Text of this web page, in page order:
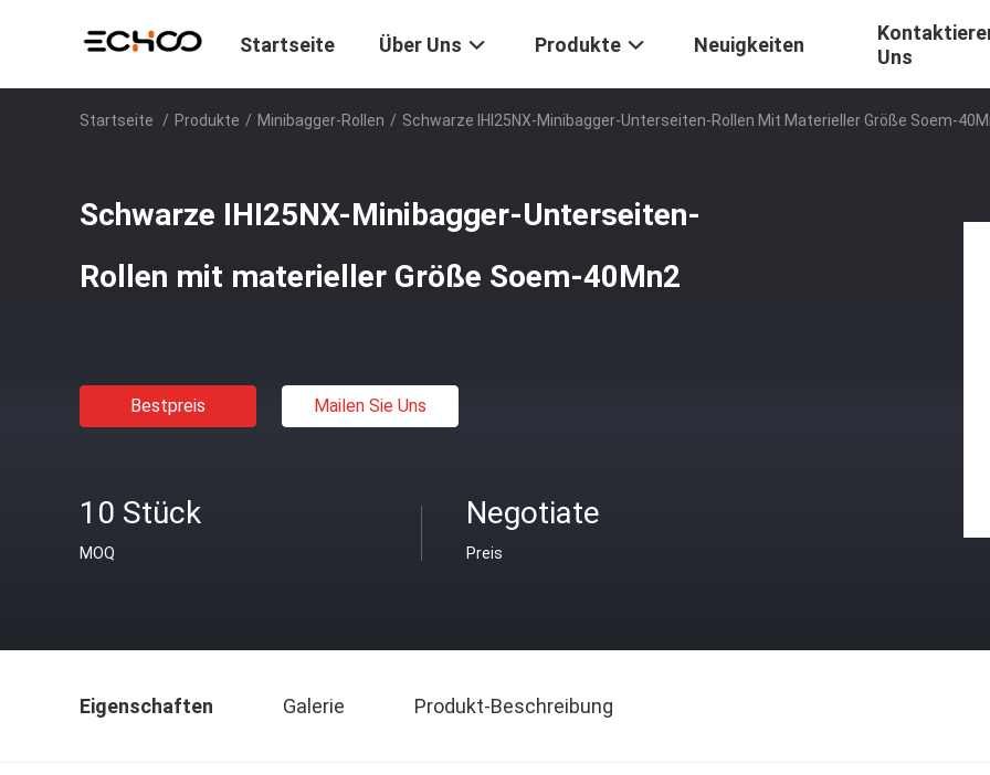
Startseite Über Uns Produkte Neuigkeiten
Uns
Startseite / Produkte / Minibagger-Rollen / Schwarze IHI25NX-Minibagger-Unterseiten-Rollen Mit Materieller Größe Soem-
Schwarze IHI25NX-Minibagger-Unterseiten-
Rollen mit materieller Größe Soem-40Mn2
Bestpreis Mailen Sie Uns
10 Stück
MOQ
Negotiate
Preis
Eigenschaften Galerie Produkt-Beschreibung